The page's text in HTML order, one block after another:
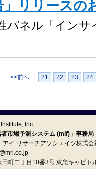
」リリースの
パネル「イン
<<前へ 21 22 23 24
Inc.
市場予測システム (mif)」事務局
アイ リサーチアソシエイツ株式会
町二丁目10番3号 東急キャピト